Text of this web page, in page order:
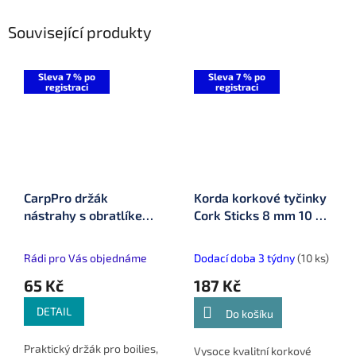
Související produkty
Sleva 7 % po
registraci
CarpPro držák
nástrahy s obratlíkem
Rádi pro Vás objednáme
65 Kč
DETAIL
Praktický držák pro boilies,
Sleva 7 % po
registraci
Korda korkové tyčinky
Cork Sticks 8 mm 10 ks
Dodací doba 3 týdny(10 ks)
187 Kč
Do košíku
Vysoce kvalitní korkové